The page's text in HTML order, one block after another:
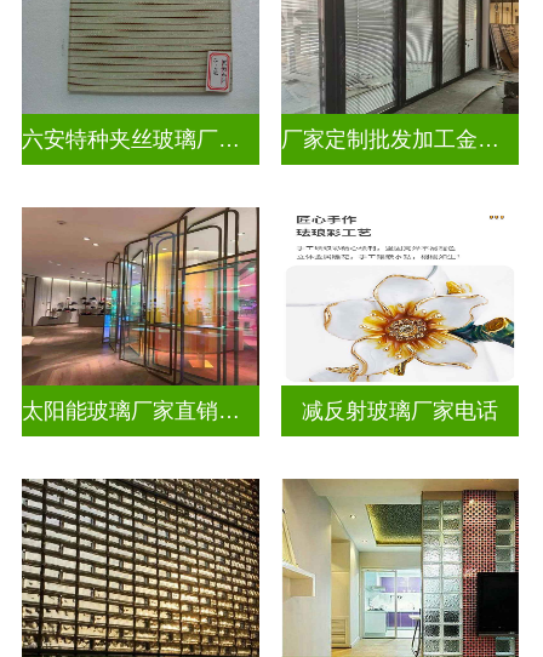
六安特种夹丝玻璃厂家电话 厂家定制批发加工金属丝夹丝玻璃
太阳能玻璃厂家直销批发 减反射玻璃厂家电话